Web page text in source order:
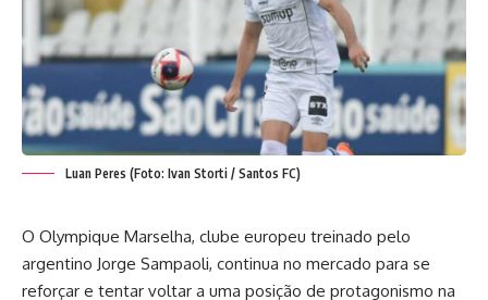
Luan Peres (Foto: Ivan Storti / Santos FC)
O Olympique Marselha, clube europeu treinado pelo
argentino Jorge Sampaoli, continua no mercado para se
reforçar e tentar voltar a uma posição de protagonismo na